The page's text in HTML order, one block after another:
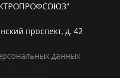
проспект, д. 42
данных
cookie-